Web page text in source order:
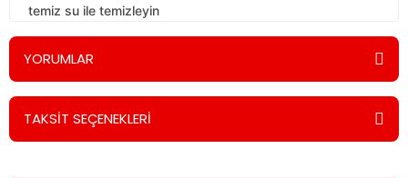
temiz su ile temizleyin
YORUMLAR
Bu ürüne ilk yorumu siz yapın!
TAKSİT SEÇENEKLERİ